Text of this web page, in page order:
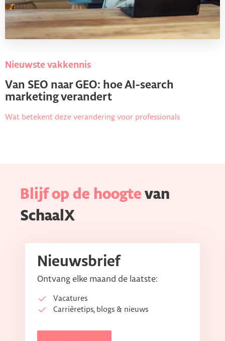
Nieuwste vakkennis
Van SEO naar GEO: hoe AI-search
marketing verandert
Wat betekent deze verandering voor professionals
Blijf op de hoogte van
SchaalX
Nieuwsbrief
Ontvang elke maand de laatste:
Vacatures
Carrièretips, blogs & nieuws